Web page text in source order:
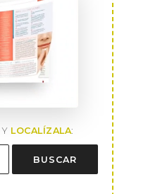
LOCALÍZALA:
BUSCAR